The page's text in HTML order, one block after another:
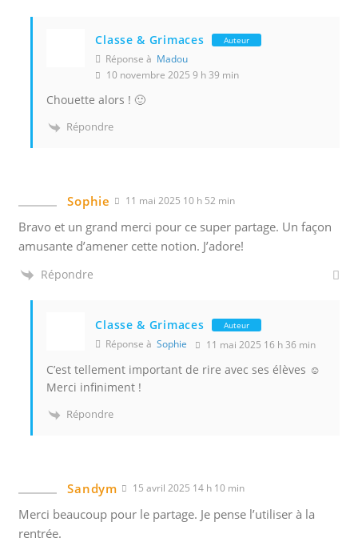
Classe & Grimaces Auteur
Réponse à Madou
10 novembre 2025 9 h 39 min
Chouette alors ! 🙂
Répondre
Sophie 11 mai 2025 10 h 52 min
Bravo et un grand merci pour ce super partage. Un façon
amusante d’amener cette notion. J’adore!
Répondre
Classe & Grimaces Auteur
Réponse àSophie 11 mai 2025 16 h 36 min
C’est tellement important de rire avec ses élèves ☺️
Merci infiniment !
Répondre
Sandym 15 avril 2025 14 h 10 min
Merci beaucoup pour le partage. Je pense l’utiliser à la
rentrée.